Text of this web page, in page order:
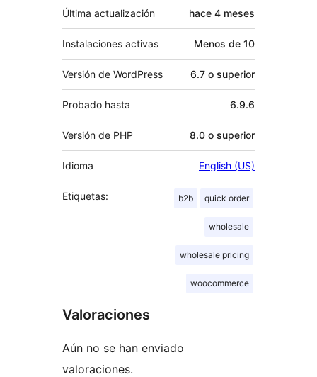
Última actualización hace 4 meses
Instalaciones activas Menos de 10
Versión de WordPress 6.7 o superior
Probado hasta 6.9.6
Versión de PHP 8.0 o superior
Idioma English (US)
Etiquetas: b2b quick order
wholesale
wholesale pricing
woocommerce
Valoraciones
Aún no se han enviado
valoraciones.